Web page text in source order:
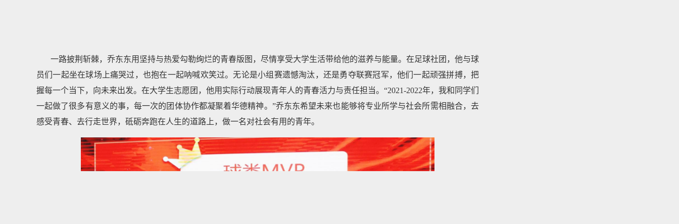
一路披荆斩棘，乔东东用坚持与热爱勾勒绚烂的青春版图，尽情享受大学生活带给他的滋养与能量。在足球社团，他与球
员们一起坐在球场上痛哭过，也抱在一起呐喊欢笑过。无论是小组赛遗憾淘汰，还是勇夺联赛冠军，他们一起顽强拼搏，把
握每一个当下，向未来出发。在大学生志愿团，他用实际行动展现青年人的青春活力与责任担当。“2021-2022年，我和同学们
一起做了很多有意义的事，每一次的团体协作都凝聚着华德精神。”乔东东希望未来也能够将专业所学与社会所需相融合，去
感受青春、去行走世界，砥砺奔跑在人生的道路上，做一名对社会有用的青年。